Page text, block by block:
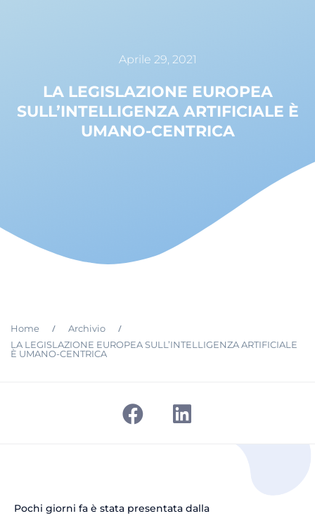
Aprile 29, 2021
LA LEGISLAZIONE EUROPEA
SULL’INTELLIGENZA ARTIFICIALE È
UMANO-CENTRICA
Home / Archivio /
LA LEGISLAZIONE EUROPEA SULL’INTELLIGENZA ARTIFICIALE
È UMANO-CENTRICA
Pochi giorni fa è stata presentata dalla